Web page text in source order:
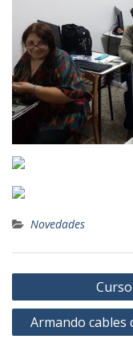
Novedades
Navegación
de
entradas
Armando cables